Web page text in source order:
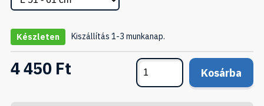
Készleten Kiszállítás 1-3 munkanap.
4 450 Ft Kosárba